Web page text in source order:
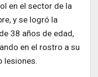
en el sector de la
y se logró la
38 años de edad,
en el rostro a su
lesiones.